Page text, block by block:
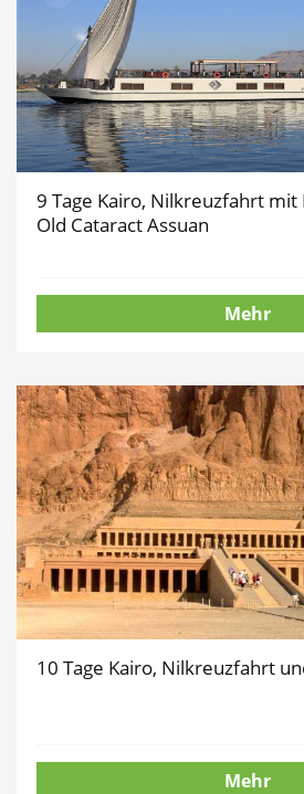
9 Tage Kairo, Nilkreuzfahrt mit
Old Cataract Assuan
Mehr
10 Tage Kairo, Nilkreuzfahrt
Mehr